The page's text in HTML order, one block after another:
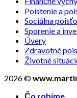
Poistenie a
Sociálna
Sporenie a
Úvery
Zdravotné
Životné
2026 ©
Čo robíme